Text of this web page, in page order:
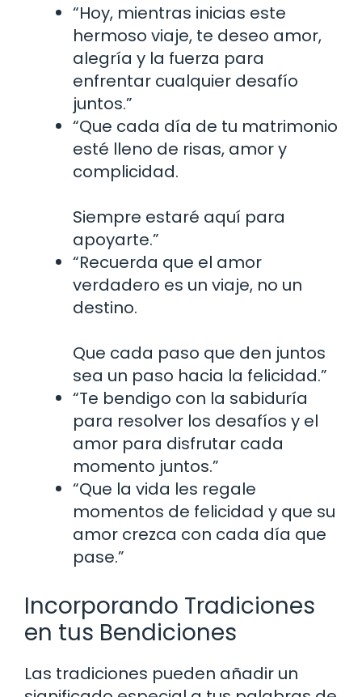
“Hoy, mientras inicias este
hermoso viaje, te deseo amor,
alegría y la fuerza para
enfrentar cualquier desafío
juntos.”
“Que cada día de tu matrimonio
esté lleno de risas, amor y
complicidad.
Siempre estaré aquí para
apoyarte.”
“Recuerda que el amor
verdadero es un viaje, no un
destino.
Que cada paso que den juntos
sea un paso hacia la felicidad.”
“Te bendigo con la sabiduría
para resolver los desafíos y el
amor para disfrutar cada
momento juntos.”
“Que la vida les regale
momentos de felicidad y que su
amor crezca con cada día que
pase.”
Incorporando Tradiciones
en tus Bendiciones
Las tradiciones pueden añadir un